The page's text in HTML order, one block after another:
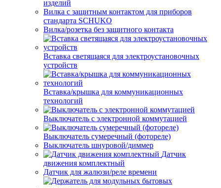
изделий
Вилка с защитным контактом для приборов
стандарта SCHUKO
Вилка/розетка без защитного контакта
Вставка светящаяся для электроустановочных
устройств
Вставка/крышка для коммуникационных
технологий
Выключатель с электронной коммутацией
Выключатель сумеречный (фотореле)
Выключатель шнуровой/диммер
Датчик
движения комплектный
Датчик для жалюзи/реле времени